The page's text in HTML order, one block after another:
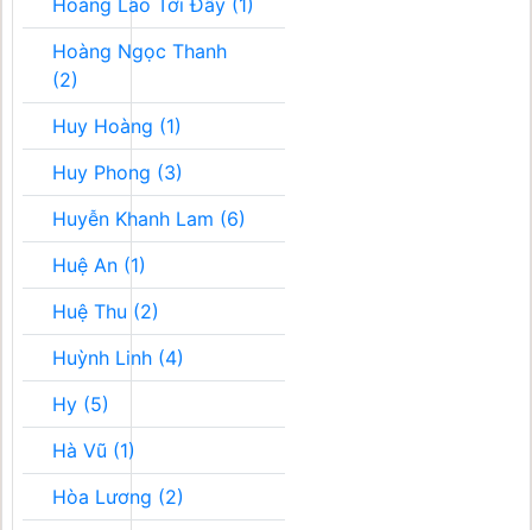
Hoàng Lão Tới Đây (1)
Hoàng Ngọc Thanh
(2)
Huy Hoàng (1)
Huy Phong (3)
Huyễn Khanh Lam (6)
Huệ An (1)
Huệ Thu (2)
Huỳnh Linh (4)
Hy (5)
Hà Vũ (1)
Hòa Lương (2)